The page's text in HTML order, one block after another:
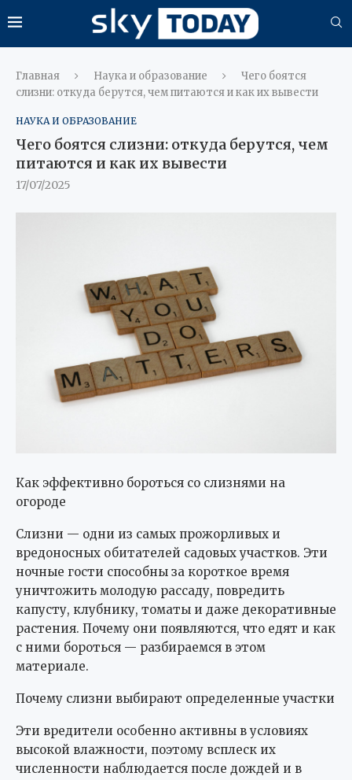
Главная Наука и образование
Чего боятся
слизни: откуда берутся, чем питаются и как их вывести
НАУКА И ОБРАЗОВАНИЕ
Чего боятся слизни: откуда берутся, чем
питаются и как их вывести
17/07/2025
Как эффективно бороться со слизнями на
огороде
Слизни — одни из самых прожорливых и
вредоносных обитателей садовых участков. Эти
ночные гости способны за короткое время
уничтожить молодую рассаду, повредить
капусту, клубнику, томаты и даже декоративные
растения. Почему они появляются, что едят и как
с ними бороться — разбираемся в этом
материале.
Почему слизни выбирают определенные участки
Эти вредители особенно активны в условиях
высокой влажности, поэтому всплеск их
численности наблюдается после дождей и в